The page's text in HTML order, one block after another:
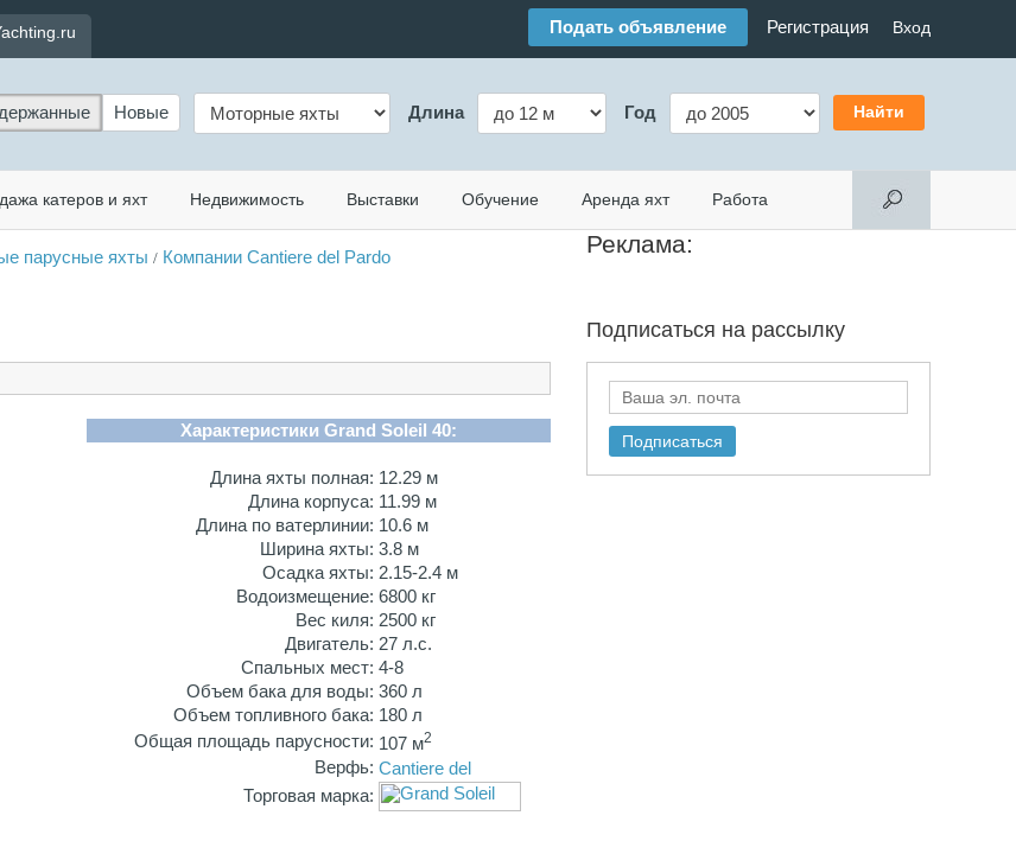
Подать объявление Регистрация Вход
Новые Длина Год
катеров и яхт Недвижимость Выставки Обучение Аренда яхт Работа
парусные яхты / Компании Cantiere del Pardo
Характеристики Grand Soleil 40:
Длина яхты полная: 12.29 м
Длина корпуса: 11.99 м
Длина по ватерлинии: 10.6 м
Ширина яхты: 3.8 м
Осадка яхты: 2.15-2.4 м
Водоизмещение: 6800 кг
Вес киля: 2500 кг
Двигатель: 27 л.с.
Спальных мест: 4-8
Объем бака для воды: 360 л
Объем топливного бака: 180 л
Общая площадь парусности: 107 м2
Верфь:
Торговая марка:
Реклама:
Подписаться на рассылку